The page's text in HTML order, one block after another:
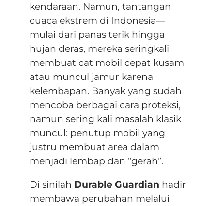
kendaraan. Namun, tantangan
cuaca ekstrem di Indonesia—
mulai dari panas terik hingga
hujan deras, mereka seringkali
membuat cat mobil cepat kusam
atau muncul jamur karena
kelembapan. Banyak yang sudah
mencoba berbagai cara proteksi,
namun sering kali masalah klasik
muncul: penutup mobil yang
justru membuat area dalam
menjadi lembap dan “gerah”.
Di sinilah Durable Guardian hadir
membawa perubahan melalui